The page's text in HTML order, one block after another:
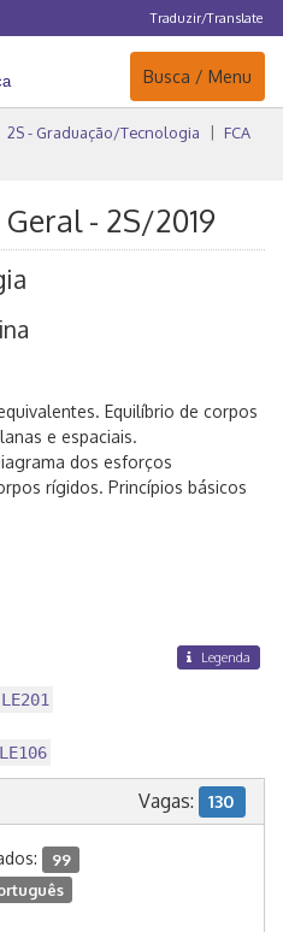
Traduzir/Translate
Navegação
Busca / Menu
2S - Graduação/Tecnologia
FCA
- 2S/2019
Equilíbrio de corpos
e espaciais.
dos esforços
rígidos. Princípios básicos
Legenda
Vagas: 130
99